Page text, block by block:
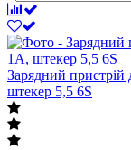
Зарядний пристрій
штекер 5,5 6S